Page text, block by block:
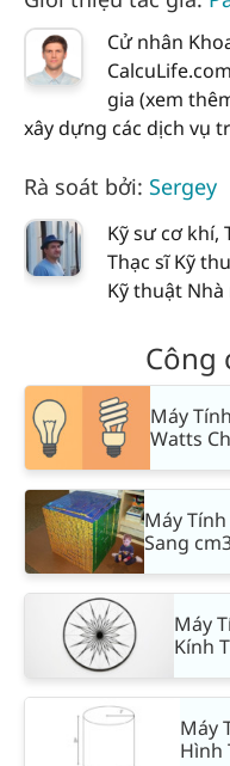
Cử nhân
gia (xem
xây dựng các dịch vụ
Rà soát bởi: Sergey
Kỹ sư cơ
Thạc sĩ Kỹ
Kỹ thuật
Công
Máy
Watts
Máy
Sang
Máy
Kính
Máy
Hình